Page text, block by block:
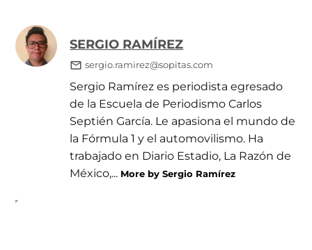
SERGIO RAMÍREZ
sergio.ramirez@sopitas.com
Sergio Ramírez es periodista egresado
de la Escuela de Periodismo Carlos
Septién García. Le apasiona el mundo de
la Fórmula 1 y el automovilismo. Ha
trabajado en Diario Estadio, La Razón de
México,... More by Sergio Ramírez